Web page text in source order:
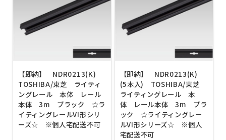
【即納】 NDR0213(K)
TOSHIBA/東芝 ライティ
ングレール 本体 レール
本体 3m ブラック ☆ラ
イティングレールVI形シリ
ーズ☆ ※個人宅配送不可
【即納】 NDR0213(K)
(5本入) TOSHIBA/東芝
ライティングレール 本
体 レール本体 3m ブラ
ック ☆ライティングレー
ルVI形シリーズ☆ ※個人
宅配送不可